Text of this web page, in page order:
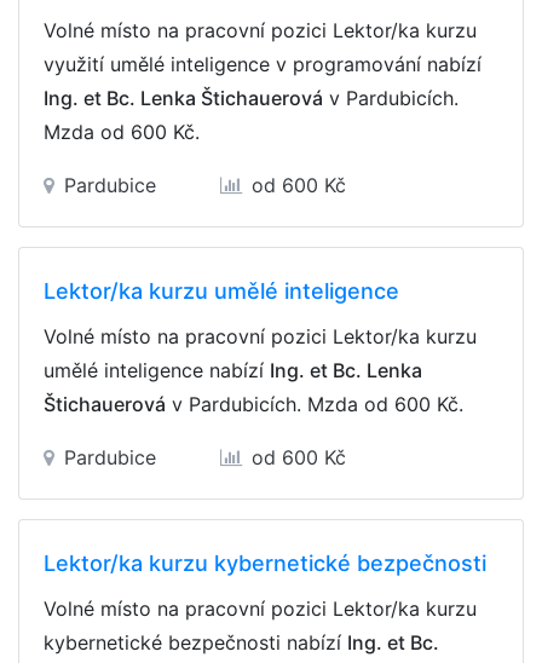
Volné místo na pracovní pozici Lektor/ka kurzu
využití umělé inteligence v programování nabízí
Ing. et Bc. Lenka Štichauerová v Pardubicích.
Mzda od 600 Kč.
Pardubice od 600 Kč
Lektor/ka kurzu umělé inteligence
Volné místo na pracovní pozici Lektor/ka kurzu
umělé inteligence nabízí Ing. et Bc. Lenka
Štichauerová v Pardubicích. Mzda od 600 Kč.
Pardubice od 600 Kč
Lektor/ka kurzu kybernetické bezpečnosti
Volné místo na pracovní pozici Lektor/ka kurzu
kybernetické bezpečnosti nabízí Ing. et Bc.